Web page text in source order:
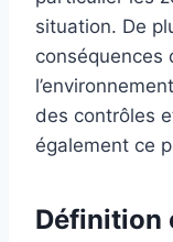
situation. De
conséquences
des contrôles
également ce
Définition